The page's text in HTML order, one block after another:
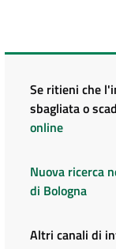
Se ritieni che
sbagliata o
online
Nuova ricerca
di Bologna
Altri canali di